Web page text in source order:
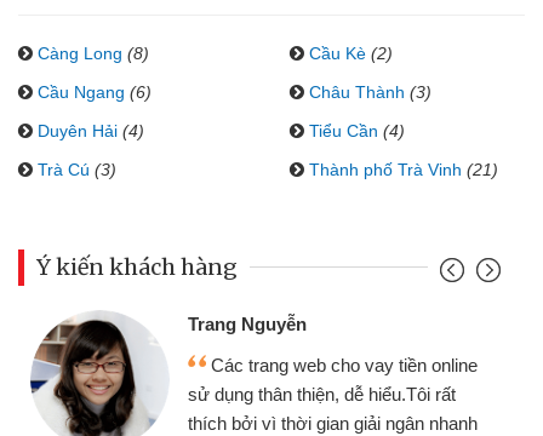
Càng Long (8) Cầu Kè (2)
Cầu Ngang (6) Châu Thành (3)
Duyên Hải (4) Tiểu Cần (4)
Trà Cú (3) Thành phố Trà Vinh (21)
Ý kiến khách hàng
Trang Nguyễn
Các trang web cho vay tiền online
sử dụng thân thiện, dễ hiểu.Tôi rất
thích bởi vì thời gian giải ngân nhanh